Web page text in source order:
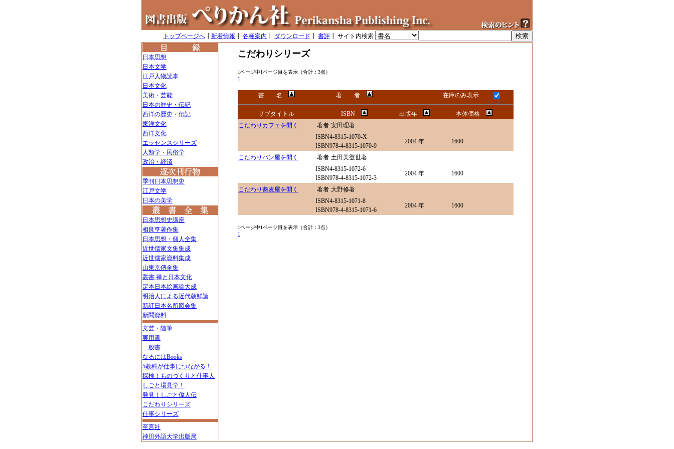
トップページへ 新着情報 各種案内 ダウンロード 書評 ┃ サイト内検索
日本思想
日本文学
江戸人物読本
日本文化
美術・芸能
日本の歴史・伝記
西洋の歴史・伝記
東洋文化
西洋文化
エッセンスシリーズ
人類学・民俗学
政治・経済
季刊日本思想史
江戸文学
日本の美学
日本思想史講座
相良亨著作集
日本思想・個人全集
近世儒家文集集成
近世儒家資料集成
山東京傳全集
叢書 禅と日本文化
定本日本絵画論大成
明治人による近代朝鮮論
新訂日本名所図会集
新聞資料
文芸・随筆
実用書
一般書
なるにはBooks
5教科が仕事につながる！
探検！ものづくりと仕事人
しごと場見学！
発見！しごと偉人伝
こだわりシリーズ
仕事シリーズ
至言社
神田外語大学出版局
こだわりシリーズ
1ページ中1ページ目を表示（合計：3点）
1
書 名 著 者 在庫のみ表示
サブタイトル ISBN 出版年
本体価格
こだわりカフェを開く
著者 安田理著
ISBN4-8315-1070-X
ISBN978-4-8315-1070-9
2004 年 1600
こだわりパン屋を開く 著者 土田美登世著
ISBN4-8315-1072-6
ISBN978-4-8315-1072-3
2004 年 1600
こだわり蕎麦屋を開く 著者 大野修著
ISBN4-8315-1071-8
ISBN978-4-8315-1071-6
2004 年 1600
1ページ中1ページ目を表示（合計：3点）
1